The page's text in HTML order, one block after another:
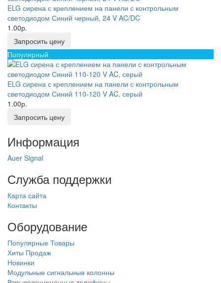
ELG сирена с креплением на панели с контрольным
светодиодом Синий черный, 24 V AC/DC
1.00р.
Запросить цену
Популярный
ELG сирена с креплением на панели с контрольным
светодиодом Синий 110-120 V AC, серый
1.00р.
Запросить цену
Информация
Auer Signal
Служба поддержки
Карта сайта
Контакты
Оборудование
Популярные Товары
Хиты Продаж
Новинки
Модульные сигнальные колонны